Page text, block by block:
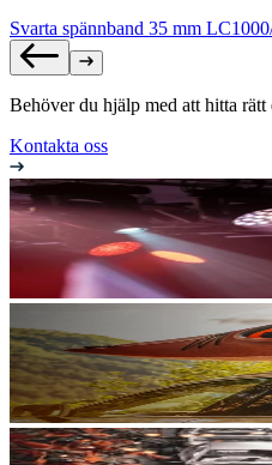
Svarta spännband 35 mm
Behöver du hjälp med att hitta rätt
Kontakta oss